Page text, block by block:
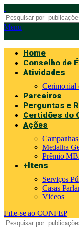
Menu
Home
Conselho de
Atividades
Cerimonial
Parceiros
Perguntas e
Certidões do
Ações
Medalha
Prêmio
+Itens
Serviços
Casas
Vídeos
Filie-se ao CONFEP